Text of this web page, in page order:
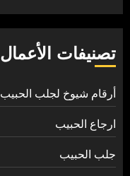
تصنيفات الأعمال
أرقام شيوخ لجلب الحبيب
ارجاع الحبيب
جلب الحبيب